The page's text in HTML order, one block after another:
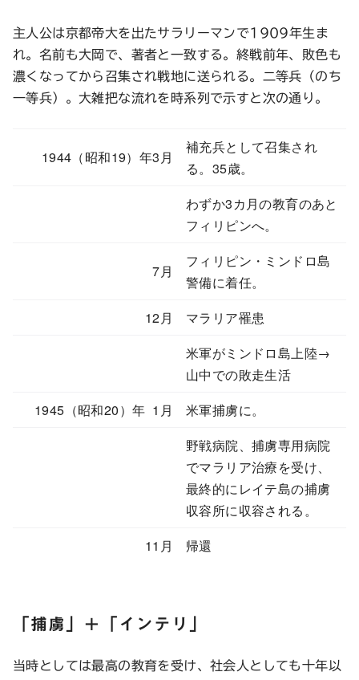
主人公は京都帝大を出たサラリーマンで1909年生ま
れ。名前も大岡で、著者と一致する。終戦前年、敗色も
濃くなってから召集され戦地に送られる。二等兵（のち
一等兵）。大雑把な流れを時系列で示すと次の通り。
1944（昭和19）年3月
補充兵として召集され
る。35歳。
わずか3カ月の教育のあと
フィリピンへ。
7月
フィリピン・ミンドロ島
警備に着任。
12月
マラリア罹患
米軍がミンドロ島上陸→
山中での敗走生活
1945（昭和20）年 1月
米軍捕虜に。
野戦病院、捕虜専用病院
でマラリア治療を受け、
最終的にレイテ島の捕虜
収容所に収容される。
11月
帰還
「捕虜」＋「インテリ」
当時としては最高の教育を受け、社会人としても十年以